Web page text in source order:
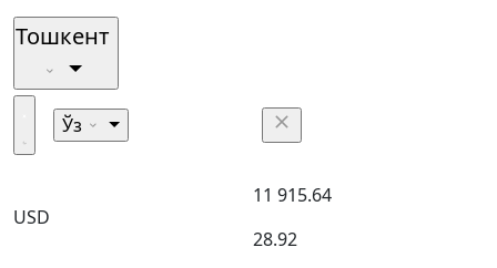
Тошкент
Ўз
USD
11 915.64
28.92